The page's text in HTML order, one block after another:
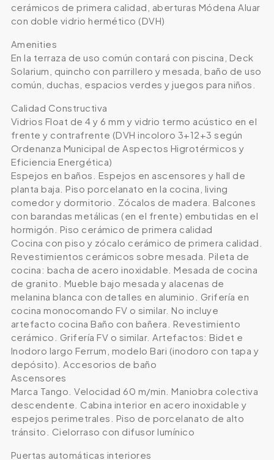
cerámicos de primera calidad, aberturas Módena Aluar
con doble vidrio hermético (DVH)
Amenities
En la terraza de uso común contará con piscina, Deck
Solarium, quincho con parrillero y mesada, baño de uso
común, duchas, espacios verdes y juegos para niños.
Calidad Constructiva
Vidrios Float de 4 y 6 mm y vidrio termo acústico en el
frente y contrafrente (DVH incoloro 3+12+3 según
Ordenanza Municipal de Aspectos Higrotérmicos y
Eficiencia Energética)
Espejos en baños. Espejos en ascensores y hall de
planta baja. Piso porcelanato en la cocina, living
comedor y dormitorio. Zócalos de madera. Balcones
con barandas metálicas (en el frente) embutidas en el
hormigón. Piso cerámico de primera calidad
Cocina con piso y zócalo cerámico de primera calidad.
Revestimientos cerámicos sobre mesada. Pileta de
cocina: bacha de acero inoxidable. Mesada de cocina
de granito. Mueble bajo mesada y alacenas de
melanina blanca con detalles en aluminio. Grifería en
cocina monocomando FV o similar. No incluye
artefacto cocina Baño con bañera. Revestimiento
cerámico. Grifería FV o similar. Artefactos: Bidet e
Inodoro largo Ferrum, modelo Bari (inodoro con tapa y
depósito). Accesorios de baño
Ascensores
Marca Tango. Velocidad 60 m/min. Maniobra colectiva
descendente. Cabina interior en acero inoxidable y
espejos perimetrales. Piso de porcelanato de alto
tránsito. Cielorraso con difusor lumínico
Puertas automáticas interiores